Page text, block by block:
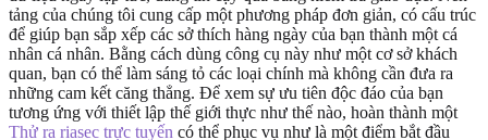
tảng của chúng tôi cung cấp một phương pháp đơn giản, có cấu trúc
để giúp bạn sắp xếp các sở thích hàng ngày của bạn thành một cá
nhân cá nhân. Bằng cách dùng công cụ này như một cơ sở khách
quan, bạn có thể làm sáng tỏ các loại chính mà không cần đưa ra
những cam kết căng thẳng. Để xem sự ưu tiên độc đáo của bạn
tương ứng với thiết lập thế giới thực như thế nào, hoàn thành một
Thử ra riasec trực tuyến có thể phục vụ như là một điểm bắt đầu